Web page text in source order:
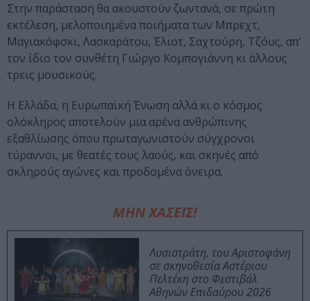
Στην παράσταση θα ακουστούν ζωντανά, σε πρώτη
εκτέλεση, μελοποιημένα ποιήματα των Μπρεχτ,
Μαγιακόφσκι, Λασκαράτου, Έλιοτ, Σαχτούρη, Τζόυς, απ’
τον ίδιο τον συνθέτη Γιώργο Κομπογιάννη κι άλλους
τρεις μουσικούς.
Η Ελλάδα, η Ευρωπαϊκή Ένωση αλλά κι ο κόσμος
ολόκληρος αποτελούν μια αρένα ανθρώπινης
εξαθλίωσης όπου πρωταγωνιστούν σύγχρονοι
τύραννοι, με θεατές τους λαούς, και σκηνές από
σκληρούς αγώνες και προδομένα όνειρα.
ΜΗΝ ΧΑΣΕΙΣ!
Λυσιστράτη, του Αριστοφάνη
σε σκηνοθεσία Αστέριου
Πελτέκη στο Φεστιβάλ
Αθηνών Επιδαύρου 2026